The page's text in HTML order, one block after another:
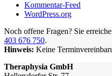
Kommentar-Feed
WordPress.org
Noch offene Fragen? Sie
403 676 750.
Hinweis: Keine
Theraphysia GmbH